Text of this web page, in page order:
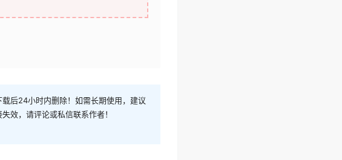
后24小时内删除！如需长期使用，建议
效，请评论或私信联系作者！